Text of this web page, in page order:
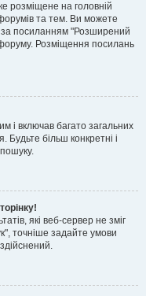
розміщене на головній
та тем. Ви можете
посиланням "Розширений
Розміщення посилань
і включав багато загальних
Будьте більш конкретні і
які веб-сервер не зміг
точніше задайте умови